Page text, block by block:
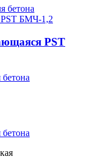
бетона
PST
бетона
бетона